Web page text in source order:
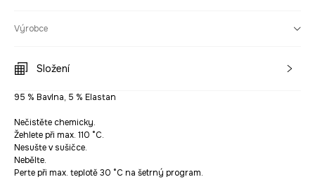
Výrobce
Složení
95 % Bavlna, 5 % Elastan
Nečistěte chemicky.
Žehlete při max. 110 °C.
Nesušte v sušičce.
Nebělte.
Perte při max. teplotě 30 °C na šetrný program.